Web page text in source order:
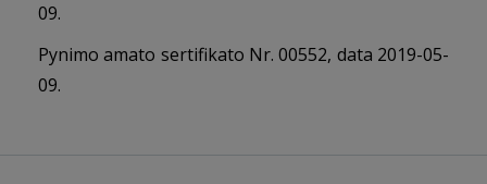
09.
Pynimo amato sertifikato Nr. 00552, data 2019-05-
09.